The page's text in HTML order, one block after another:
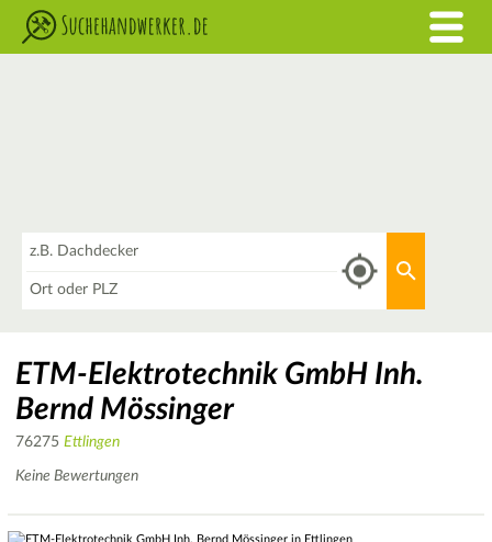
ETM-Elektrotechnik GmbH Inh.
Bernd Mössinger
76275 Ettlingen
Keine Bewertungen